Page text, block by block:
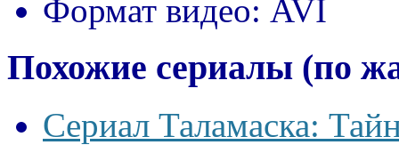
Формат видео: AVI
Похожие сериалы (по
Сериал Таламаска: